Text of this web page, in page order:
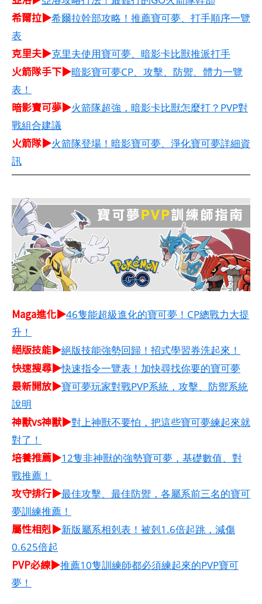
希爾拉▶希爾拉幹部攻略！推薦寶可夢、打手順序一覽
表
克里夫▶克里夫使用寶可夢、暗影卡比獸推派打手
火箭隊手下▶暗影寶可夢CP、攻擊、防禦、體力一覽
表！
暗影寶可夢▶火箭隊超強，暗影卡比獸怎麼打？PVP對
戰組合建議
火箭隊▶火箭隊登場！暗影寶可夢、淨化寶可夢詳細資
訊
Maga進化▶46隻能超級進化的寶可夢！CP總戰力大提
升！
絕版技能▶絕版技能強勢回歸！招式學習券洗起來！
快速搜尋▶快速指令一覽表！加快尋找你要的寶可夢
最新開放▶寶可夢玩家對戰PVP系統，攻擊、防禦系統
說明
神獸vs神獸▶對上神獸不要怕，把這些寶可夢練起來就
對了！
培養推薦▶12隻非神獸的強勢寶可夢，基礎數值、對
戰推薦！
攻守排行▶最佳攻擊、最佳防禦，各屬系前三名的寶可
夢訓練推薦！
屬性相剋▶新版屬系相剋表！被剋1.6倍起跳，減傷
0.625倍起
PVP必練▶推薦10隻訓練師都必須練起來的PVP寶可
夢！